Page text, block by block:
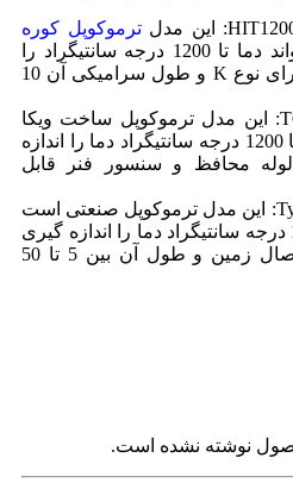
ترموکوپل کوره
ای است که می تواند دما تا 1200 درجه سانتیگراد را
اندازه گیری کند. دارای نوع K و طول سرامیکی آن 10
• ترموکوپل TC10-K: این مدل ترموکوپل ساخت ویکا
است که می تواند تا 1200 درجه سانتیگراد دما را اندازه
محافظ و سنسور فنر قابل
• ترموکوپل Type K, J: این مدل ترموکوپل صنعتی است
که می تواند تا 1200 درجه سانتیگراد دما را اندازه گیری
کند. دارای محل اتصال زمین و طول آن بین 5 تا 50
نوشته نشده است.